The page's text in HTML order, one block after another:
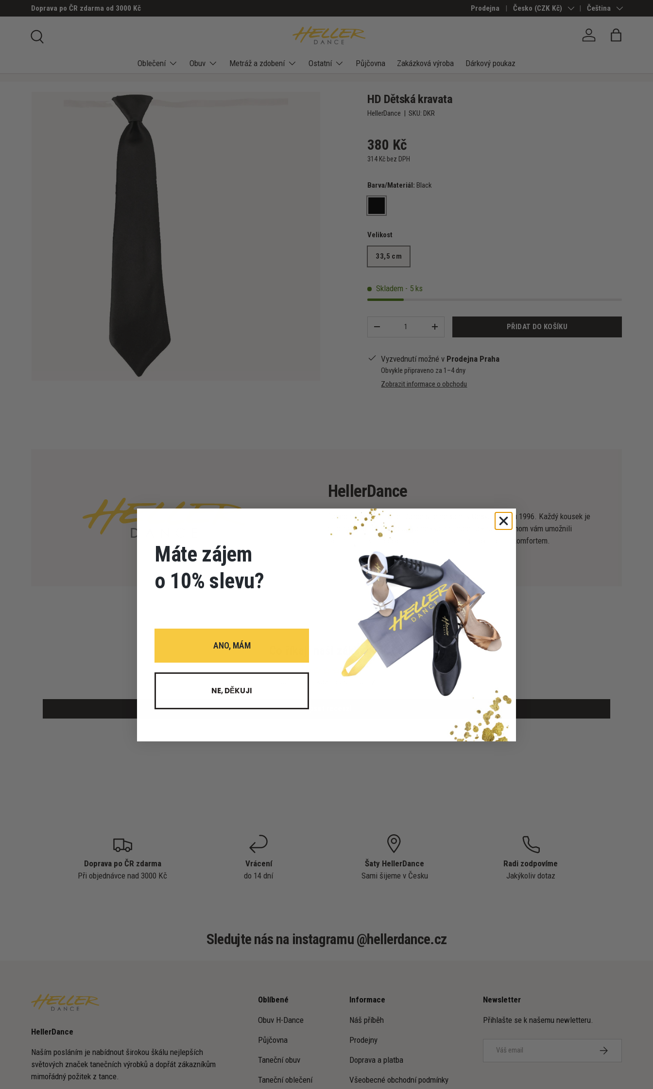
PŘESKOČIT NA OBSAH
Doprava po ČR zdarma od 3000 Kč Prodejna Země/Region
Česko (CZK Kč) JazykČeština
Přihlásit seTaška
Oblečení Obuv Metráž a zdobení Ostatní Půjčovna Zakázková výroba Dárkový poukaz
HD Dětská kravata
HellerDance |SKU: DKR
380 Kč
314 Kč bez DPH
Barva/Materiál: Black
Black
Velikost
33,5 cm
Skladem - 5 ks
+ PŘIDAT DO KOŠÍKU
Vyzvednutí možné v Prodejna Praha
Obvykle připraveno za 1–4 dny
Zobrazit informace o obchodu
HellerDance
Taneční oblečení HellerDance šijeme sami v Česku od roku 1996. Každý kousek je
originál, a při výrobě používáme kvalitní materiály tak, abychom vám umožnili
tančit nejen s neodolatelnou elegancí, ale i s maximálním komfortem.
Co říkají naši zákazníci
Napsat recenzi
Doprava po ČR zdarma
Při objednávce nad 3000 Kč
Vrácení
do 14 dní
Šaty HellerDance
Sami šijeme v Česku
Radi zodpovíme
Jakýkoliv dotaz
Sledujte nás na instagramu @hellerdance.cz
HellerDance
Naším posláním je nabídnout širokou škálu nejlepších
světových značek tanečních výrobků a dopřát zákazníkům
mimořádný požitek z tance.
Oblíbené
Obuv H-Dance
Půjčovna
Taneční obuv
Taneční oblečení
Informace
Náš příběh
Prodejny
Doprava a platba
Všeobecné obchodní podmínky
Newsletter
Přihlašte se k našemu newletteru.
PŘIHLÁSIT SE K
Máte zájem
o 10% slevu?
ANO, MÁM
NE, DĚKUJI